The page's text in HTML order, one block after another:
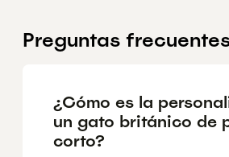
Preguntas
¿Cómo es la
un gato británico de
corto?